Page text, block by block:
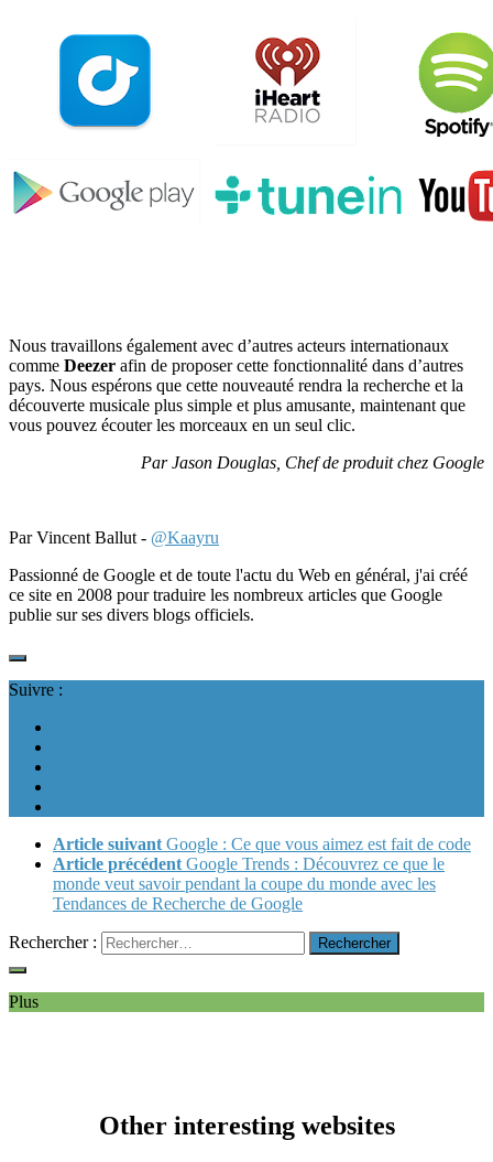
Nous travaillons également avec d’autres acteurs internationaux
comme Deezer afin de proposer cette fonctionnalité dans d’autres
pays. Nous espérons que cette nouveauté rendra la recherche et la
découverte musicale plus simple et plus amusante, maintenant que
vous pouvez écouter les morceaux en un seul clic.
Par Jason Douglas, Chef de produit chez Google
Par Vincent Ballut - @Kaayru
Passionné de Google et de toute l'actu du Web en général, j'ai créé
ce site en 2008 pour traduire les nombreux articles que Google
publie sur ses divers blogs officiels.
Suivre :
Article suivant Google : Ce que vous aimez est fait de code
Article précédent Google Trends : Découvrez ce que le
monde veut savoir pendant la coupe du monde avec les
Tendances de Recherche de Google
Rechercher :
Plus
Other interesting websites